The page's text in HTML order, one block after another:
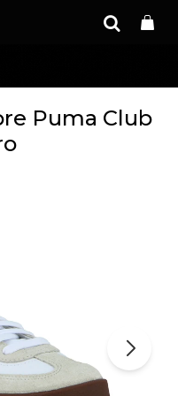
Puma Club